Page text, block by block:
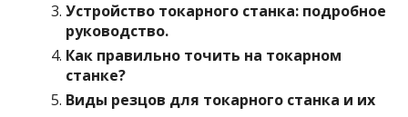
Устройство токарного станка: подробное
руководство.
Как правильно точить на токарном
станке?
Виды резцов для токарного станка и их